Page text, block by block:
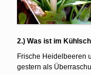
2.) Was ist im
Frische Heidelbeeren
gestern als